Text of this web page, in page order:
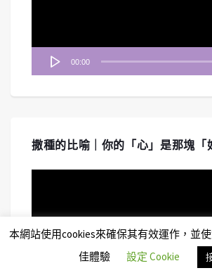
00:00
撒種的比喻｜你的「心」是那塊「
放
本網站使用cookies來確保其有效運作，並
佳體驗
設定 Cookie